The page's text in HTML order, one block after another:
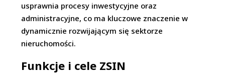
usprawnia procesy inwestycyjne oraz
administracyjne, co ma kluczowe znaczenie w
dynamicznie rozwijającym się sektorze
nieruchomości.
Funkcje i cele ZSIN